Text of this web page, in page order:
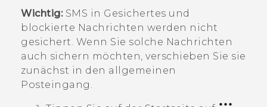
Wichtig:SMS in Gesichertes und
blockierte Nachrichten werden nicht
gesichert. Wenn Sie solche Nachrichten
auch sichern möchten, verschieben Sie sie
zunächst in den allgemeinen
Posteingang.